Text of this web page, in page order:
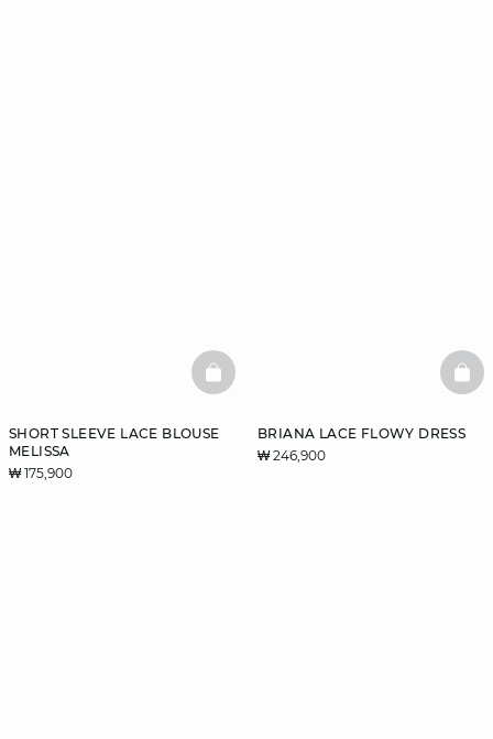
SHORT SLEEVE LACE BLOUSE
MELISSA
₩ 175,900
BASKETFULL
BRIANA LACE FLOWY DRESS
₩ 246,900